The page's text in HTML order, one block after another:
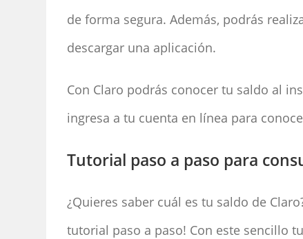
de forma segura. Además, podrás
descargar una aplicación.
Con Claro podrás conocer tu saldo al
ingresa a tu cuenta en línea para
Tutorial paso a paso para
¿Quieres saber cuál es tu saldo de
tutorial paso a paso! Con este sencillo